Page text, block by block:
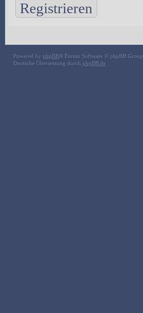
Registrieren
Powered by phpBB® Forum Software © phpBB Group
Deutsche Übersetzung durch phpBB.de